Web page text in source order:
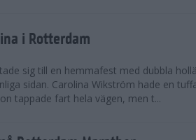
i Rotterdam
sig till en hemmafest med dubbla
sidan. Carolina Wikström hade en
tappade fart hela vägen, men t...